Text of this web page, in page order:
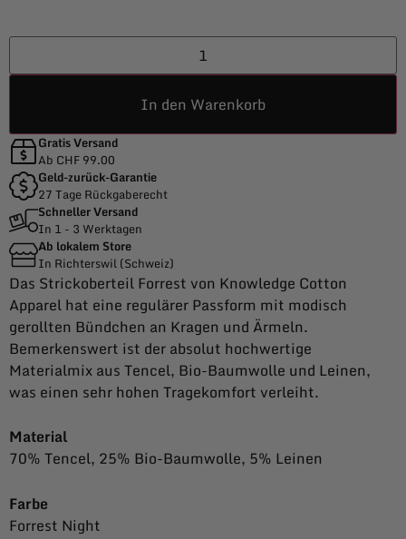
In den Warenkorb
Gratis Versand
Ab CHF 99.00
Geld-zurück-Garantie
27 Tage Rückgaberecht
Schneller Versand
In 1 - 3 Werktagen
Ab lokalem Store
In Richterswil (Schweiz)
Das Strickoberteil Forrest von Knowledge Cotton
Apparel hat eine regulärer Passform mit modisch
gerollten Bündchen an Kragen und Ärmeln.
Bemerkenswert ist der absolut hochwertige
Materialmix aus Tencel, Bio-Baumwolle und Leinen,
was einen sehr hohen Tragekomfort verleiht.
Material
70% Tencel, 25% Bio-Baumwolle, 5% Leinen
Farbe
Forrest Night